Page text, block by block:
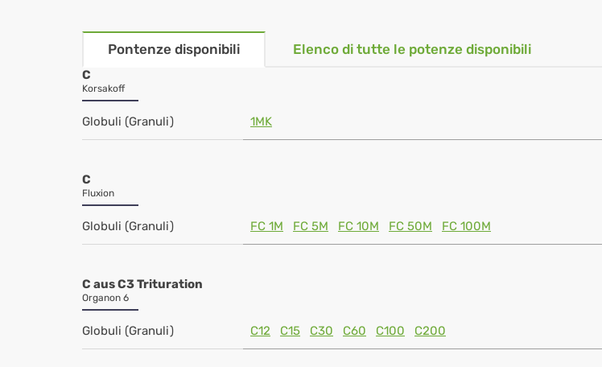
Pontenze disponibili Elenco di tutte le potenze disponibili
C
Korsakoff
Globuli (Granuli) 1MK
C
Fluxion
Globuli (Granuli) FC 1M FC 5M FC 10M FC 50M FC 100M
C aus C3 Trituration
Organon 6
Globuli (Granuli) C12 C15 C30 C60 C100 C200